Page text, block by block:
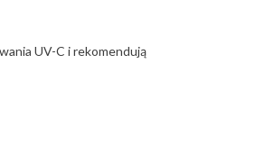
UV-C i rekomendują